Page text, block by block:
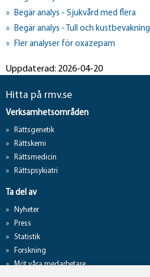
Begär analys - Sjukvård med flera
Begär analys - Tull och kustbevakning
Fler analyser för oxazepam
Uppdaterad: 2026-04-20
Hitta på rmv.se
Verksamhetsområden
Rättsgenetik
Rättskemi
Rättsmedicin
Rättspsykiatri
Ta del av
Nyheter
Press
Statistik
Forskning
Möt våra medarbetare